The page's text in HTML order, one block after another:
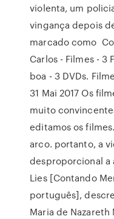
violenta, um
vingança depois
marcado como
Carlos - Filmes - 3
boa - 3 DVDs.
31 Mai 2017 Os
muito
editamos os
arco. portanto, a
desproporcional a
Lies [Contando
português],
Maria de